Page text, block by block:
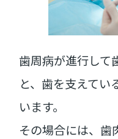
歯周病が進行して
と、歯を支えてい
います。
その場合には、歯